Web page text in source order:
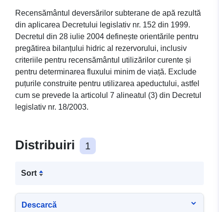
Recensământul deversărilor subterane de apă rezultă
din aplicarea Decretului legislativ nr. 152 din 1999.
Decretul din 28 iulie 2004 definește orientările pentru
pregătirea bilanțului hidric al rezervorului, inclusiv
criteriile pentru recensământul utilizărilor curente și
pentru determinarea fluxului minim de viață. Exclude
puțurile construite pentru utilizarea apeductului, astfel
cum se prevede la articolul 7 alineatul (3) din Decretul
legislativ nr. 18/2003.
Distribuiri 1
Sort
Descarcă